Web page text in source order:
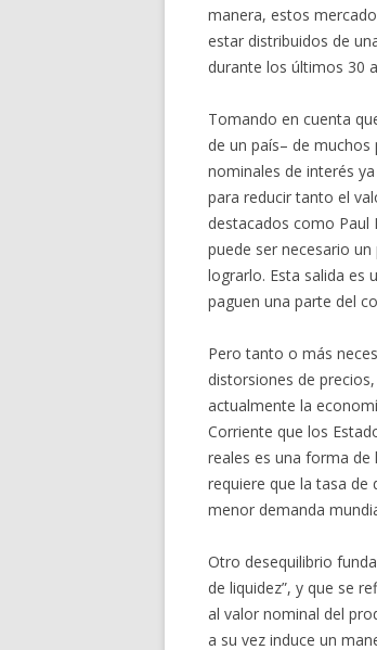
manera, estos
estar distribuidos de
durante los últimos 30
Tomando en cuenta
de un país– de
nominales de interés
para reducir tanto el
destacados como Paul
puede ser necesario
lograrlo. Esta salida es
paguen una parte del
Pero tanto o más
distorsiones de
actualmente la
Corriente que los
reales es una forma
requiere que la tasa de
menor demanda
Otro desequilibrio
de liquidez”, y que se
al valor nominal del
a su vez induce un